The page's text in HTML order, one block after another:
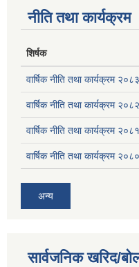
नीति तथा कार्यक्रम
शिर्षक
वार्षिक नीति तथा कार्यक्रम
वार्षिक नीति तथा कार्यक्रम
वार्षिक नीति तथा कार्यक्रम
वार्षिक नीति तथा कार्यक्रम
अन्य
सार्वजनिक खरिद/